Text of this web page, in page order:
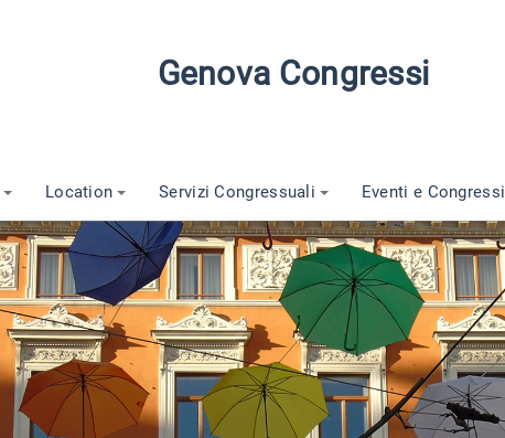
Genova Congressi
Location Servizi Congressuali Eventi e Congressi